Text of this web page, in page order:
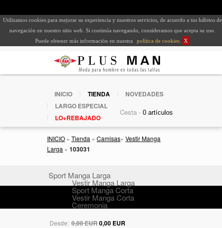
Utilizamos cookies para mejorar su experiencia y nuestros servicios, de acuerdo a tus hábitos de
navegación en nuestro sitio web. Si continúa navegando, consideramos que acepta su uso.
Puede obtener más información en nuestra
política de cookies X
INICIO TIENDA
NOVEDADES
LARGO ESPECIAL
LO+REBAJADO
Cesta -
INICIO » Tienda » Camisas» Vestir Manga
Larga » 103031
Sport Manga Larga
Vestir Manga Larga
Sport Manga Corta
Vestir Manga Corta
Ceremonia
Desde: 0,00 EUR0,00 EUR